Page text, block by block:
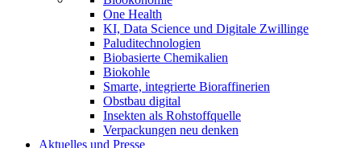
One Health
KI, Data Science und Digitale Zwillinge
Paluditechnologien
Biobasierte Chemikalien
Biokohle
Smarte, integrierte Bioraffinerien
Obstbau digital
Insekten als Rohstoffquelle
Verpackungen neu denken
Aktuelles und Presse